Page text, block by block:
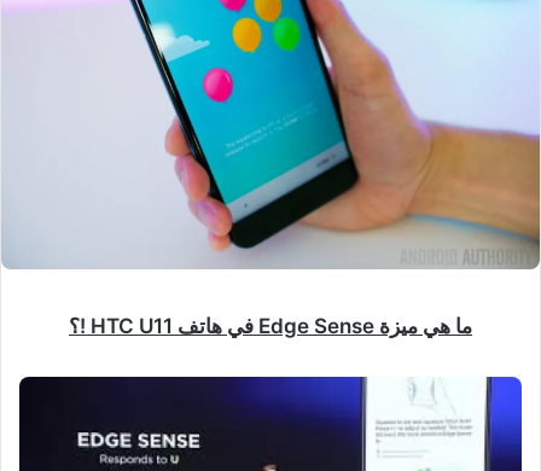
ما هي ميزة Edge Sense في هاتف HTC U11 !؟